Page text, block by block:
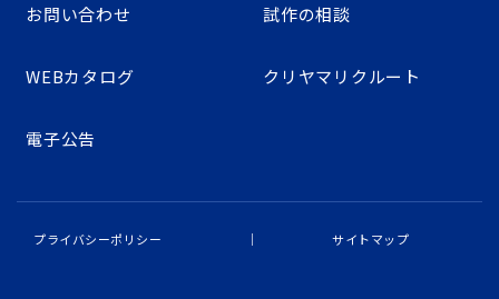
お問い合わせ 試作の相談
WEBカタログ クリヤマリクルート
電子公告
プライバシーポリシー サイトマップ